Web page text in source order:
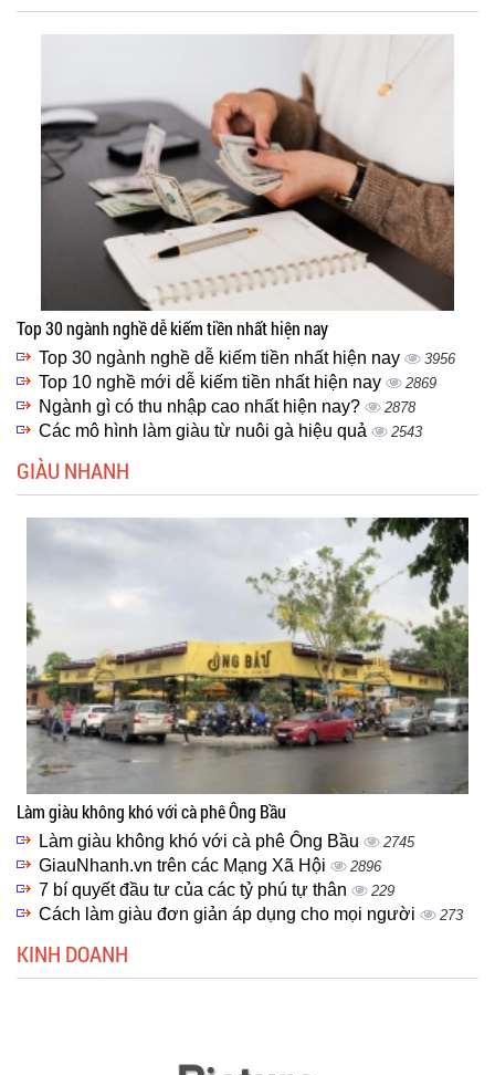
Top 30 ngành nghề dễ kiếm tiền nhất hiện nay
Top 30 ngành nghề dễ kiếm tiền nhất hiện nay 3956
Top 10 nghề mới dễ kiếm tiền nhất hiện nay 2869
Ngành gì có thu nhập cao nhất hiện nay? 2878
Các mô hình làm giàu từ nuôi gà hiệu quả 2543
GIÀU NHANH
Làm giàu không khó với cà phê Ông Bầu
Làm giàu không khó với cà phê Ông Bầu 2745
GiauNhanh.vn trên các Mạng Xã Hội 2896
7 bí quyết đầu tư của các tỷ phú tự thân 229
Cách làm giàu đơn giản áp dụng cho mọi người 273
KINH DOANH